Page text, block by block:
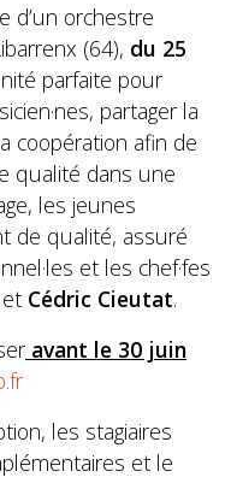
d’un orchestre
(64), du 25
parfaite pour
partager la
coopération afin de
qualité dans une
les jeunes
de qualité, assuré
et les chef·fes
et Cédric Cieutat.
avant le 30 juin
les stagiaires
et le